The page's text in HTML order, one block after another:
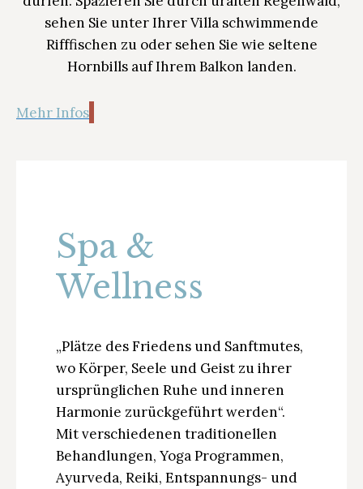
sehen Sie unter Ihrer Villa schwimmende
Rifffischen zu oder sehen Sie wie seltene
Hornbills auf Ihrem Balkon landen.
Mehr Infos
Spa &
Wellness
„Plätze des Friedens und Sanftmutes,
wo Körper, Seele und Geist zu ihrer
ursprünglichen Ruhe und inneren
Harmonie zurückgeführt werden“.
Mit verschiedenen traditionellen
Behandlungen, Yoga Programmen,
Ayurveda, Reiki, Entspannungs- und